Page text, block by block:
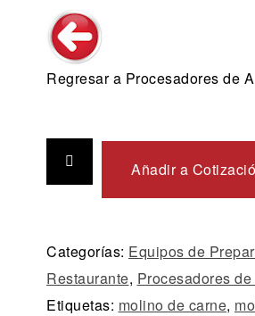
Regresar a Procesadores de
Añadir a
Categorías: Equipos de
Restaurante, Procesadores
Etiquetas: molino de carne,